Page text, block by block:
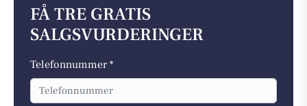
FÅ TRE GRATIS
SALGSVURDERINGER
Telefonnummer *